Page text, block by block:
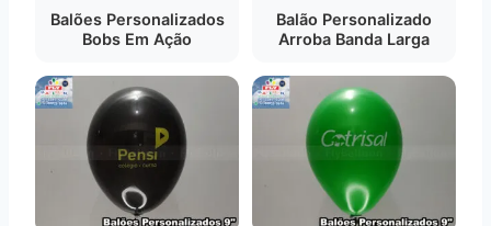
Balões Personalizados
Bobs Em Ação
Balão Personalizado
Arroba Banda Larga